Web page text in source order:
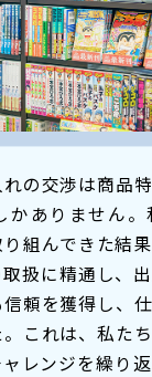
の交渉は商品
かありません
組んできた結
扱に精通し、
頼を獲得し、
これは、私た
レンジを繰り